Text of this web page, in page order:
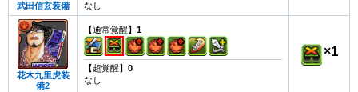
武田信玄装備
なし
花木九里虎装
備2
【通常覚醒】 1
【超覚醒】 0
なし
×1